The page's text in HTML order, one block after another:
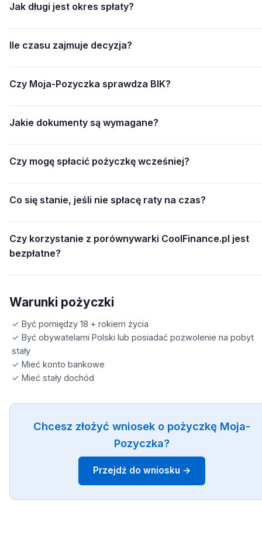
Jak długi jest okres spłaty?
Ile czasu zajmuje decyzja?
Czy Moja-Pozyczka sprawdza BIK?
Jakie dokumenty są wymagane?
Czy mogę spłacić pożyczkę wcześniej?
Co się stanie, jeśli nie spłacę raty na czas?
Czy korzystanie z porównywarki CoolFinance.pl jest
bezpłatne?
Warunki pożyczki
✓ Być pomiędzy 18 + rokiem życia
✓ Być obywatelami Polski lub posiadać pozwolenie na pobyt
stały
✓ Mieć konto bankowe
✓ Mieć stały dochód
Chcesz złożyć wniosek o pożyczkę Moja-
Pozyczka?
Przejdź do wniosku →